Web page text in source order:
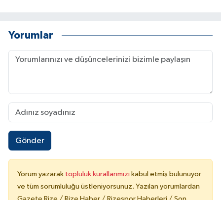
Yorumlar
Gönder
Yorum yazarak topluluk kurallarımızı kabul etmiş bulunuyor
ve tüm sorumluluğu üstleniyorsunuz. Yazılan yorumlardan